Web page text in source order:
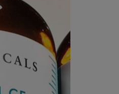
only
for Resveratrol B E